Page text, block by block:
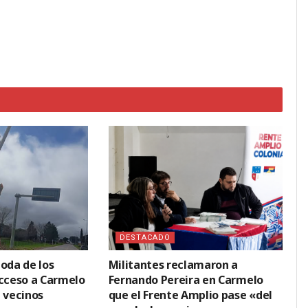
de los
a Carmelo
DESTACADO
Militantes reclamaron a
Fernando Pereira en Carmelo
que el Frente Amplio pase «del